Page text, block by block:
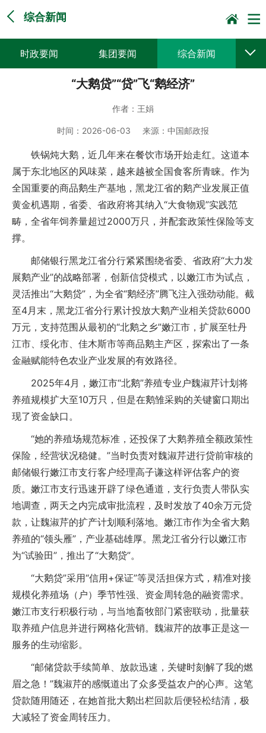
综合新闻
时政要闻 集团要闻 综合新闻
党建动态 普遍服务
企业文化
“大鹅贷”“贷”飞“鹅经济”
作者： 王娟
时间： 2026-06-03 来源： 中国邮政报
铁锅炖大鹅，近几年来在餐饮市场开始走红。这道本
属于东北地区的风味菜，越来越被全国食客所青睐。作为
全国重要的商品鹅生产基地，黑龙江省的鹅产业发展正值
黄金机遇期，省委、省政府将其纳入“大食物观”实践范
畴，全省年饲养量超过2000万只，并配套政策性保险等支
撑。
邮储银行黑龙江省分行紧紧围绕省委、省政府“大力发
展鹅产业”的战略部署，创新信贷模式，以嫩江市为试点，
灵活推出“大鹅贷”，为全省“鹅经济”腾飞注入强劲动能。截
至4月末，黑龙江省分行累计投放大鹅产业相关贷款6000
万元，支持范围从最初的“北鹅之乡”嫩江市，扩展至牡丹
江市、绥化市、佳木斯市等商品鹅主产区，探索出了一条
金融赋能特色农业产业发展的有效路径。
2025年4月，嫩江市“北鹅”养殖专业户魏淑芹计划将
养殖规模扩大至10万只，但是在鹅雏采购的关键窗口期出
现了资金缺口。
“她的养殖场规范标准，还投保了大鹅养殖全额政策性
保险，经营状况稳健。”当时负责对魏淑芹进行贷前审核的
邮储银行嫩江市支行客户经理高子谦这样评估客户的资
质。嫩江市支行迅速开辟了绿色通道，支行负责人带队实
地调查，两天之内完成审批流程，及时发放了40余万元贷
款，让魏淑芹的扩产计划顺利落地。嫩江市作为全省大鹅
养殖的“领头雁”，产业基础雄厚。黑龙江省分行以嫩江市
为“试验田”，推出了“大鹅贷”。
“大鹅贷”采用“信用+保证”等灵活担保方式，精准对接
规模化养殖场（户）季节性强、资金周转急的融资需求。
嫩江市支行积极行动，与当地畜牧部门紧密联动，批量获
取养殖户信息并进行网格化营销。魏淑芹的故事正是这一
服务的生动缩影。
“邮储贷款手续简单、放款迅速，关键时刻解了我的燃
眉之急！”魏淑芹的感慨道出了众多受益农户的心声。这笔
贷款随用随还，在她首批大鹅出栏回款后便轻松结清，极
大减轻了资金周转压力。